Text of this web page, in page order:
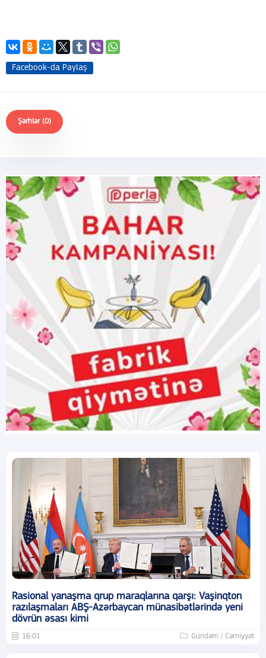
Facebook-da Paylaş
Şərhlər (0)
Rasional yanaşma qrup maraqlarına qarşı: Vaşinqton
razılaşmaları ABŞ-Azərbaycan münasibətlərində yeni
dövrün əsası kimi
16:01 Gündəm / Cəmiyyət